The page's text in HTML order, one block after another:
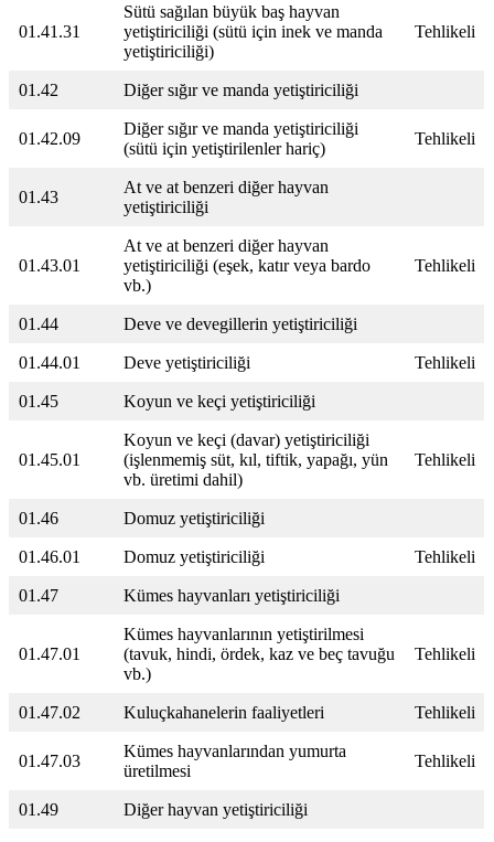
01.41.31
Sütü sağılan büyük baş hayvan
yetiştiriciliği (sütü için inek ve manda
yetiştiriciliği)
Tehlikeli
01.42 Diğer sığır ve manda yetiştiriciliği
01.42.09
Diğer sığır ve manda yetiştiriciliği
(sütü için yetiştirilenler hariç)
Tehlikeli
01.43
At ve at benzeri diğer hayvan
yetiştiriciliği
01.43.01
At ve at benzeri diğer hayvan
yetiştiriciliği (eşek, katır veya bardo
vb.)
Tehlikeli
01.44 Deve ve devegillerin yetiştiriciliği
01.44.01 Deve yetiştiriciliği Tehlikeli
01.45 Koyun ve keçi yetiştiriciliği
01.45.01
Koyun ve keçi (davar) yetiştiriciliği
(işlenmemiş süt, kıl, tiftik, yapağı, yün
vb. üretimi dahil)
Tehlikeli
01.46 Domuz yetiştiriciliği
01.46.01 Domuz yetiştiriciliği Tehlikeli
01.47 Kümes hayvanları yetiştiriciliği
01.47.01
Kümes hayvanlarının yetiştirilmesi
(tavuk, hindi, ördek, kaz ve beç tavuğu
vb.)
Tehlikeli
01.47.02 Kuluçkahanelerin faaliyetleri Tehlikeli
01.47.03
Kümes hayvanlarından yumurta
üretilmesi
Tehlikeli
01.49 Diğer hayvan yetiştiriciliği